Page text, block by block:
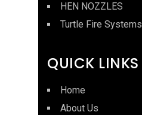
HEN NOZZLES
Turtle Fire Systems
QUICK LINKS
Home
About Us